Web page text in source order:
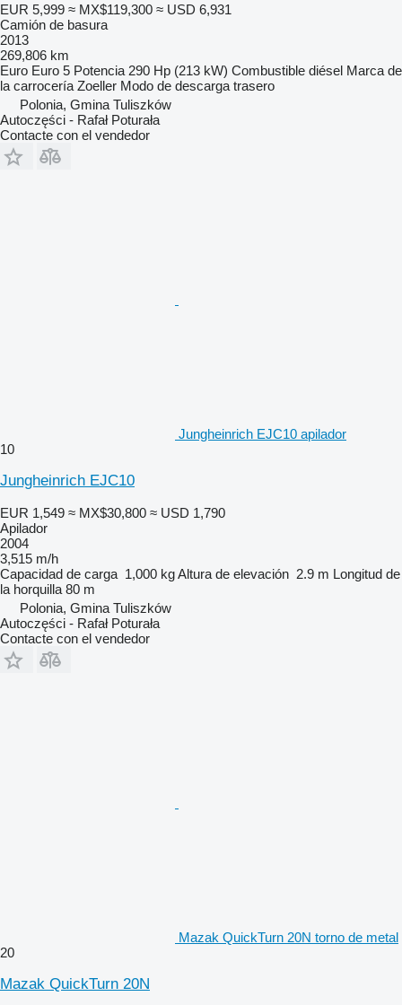
EUR 5,999 ≈ MX$119,300 ≈ USD 6,931
Camión de basura
2013
269,806 km
Euro Euro 5 Potencia 290 Hp (213 kW) Combustible diésel Marca de
la carrocería Zoeller Modo de descarga trasero
Polonia, Gmina Tuliszków
Autoczęści - Rafał Poturała
Contacte con el vendedor
Jungheinrich EJC10 apilador
10
Jungheinrich EJC10
EUR 1,549 ≈ MX$30,800 ≈ USD 1,790
Apilador
2004
3,515 m/h
Capacidad de carga 1,000 kgAltura de elevación 2.9 m Longitud de
la horquilla 80 m
Polonia, Gmina Tuliszków
Autoczęści - Rafał Poturała
Contacte con el vendedor
Mazak QuickTurn 20N torno de metal
20
Mazak QuickTurn 20N